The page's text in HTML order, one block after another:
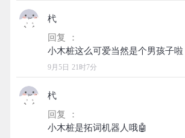
杙
回复 ：
9月5日 21时7分
杙
回复 ：